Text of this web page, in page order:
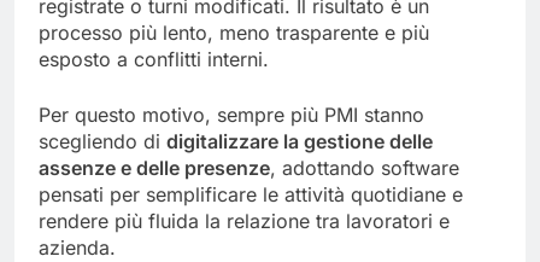
registrate o turni modificati. Il risultato è un
processo più lento, meno trasparente e più
esposto a conflitti interni.
Per questo motivo, sempre più PMI stanno
scegliendo di digitalizzare la gestione delle
assenze e delle presenze, adottando software
pensati per semplificare le attività quotidiane e
rendere più fluida la relazione tra lavoratori e
azienda.